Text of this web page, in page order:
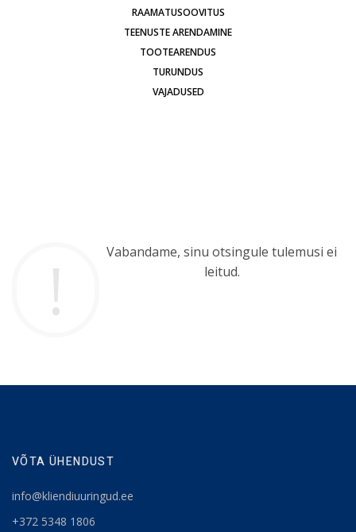
RAAMATUSOOVITUS
TEENUSTE ARENDAMINE
TOOTEARENDUS
TURUNDUS
VAJADUSED
Vabandame, sinu otsingule tulemusi ei
leitud.
VÕTA ÜHENDUST
info@kliendiuuringud.ee
+372 5348 1806